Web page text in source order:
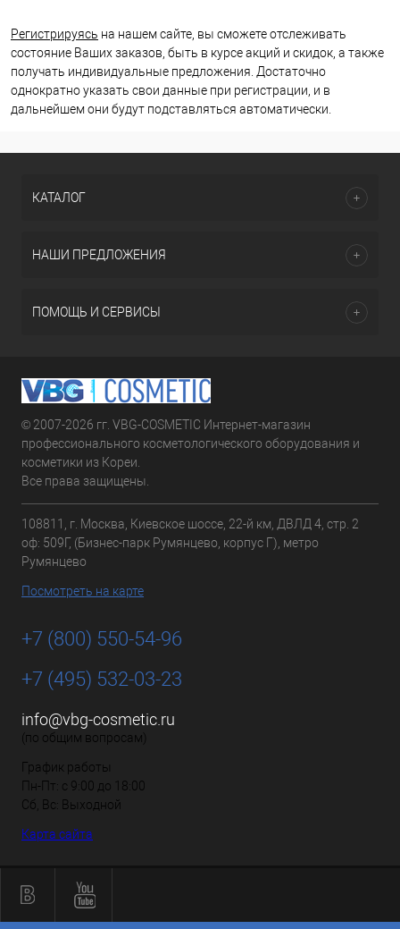
Регистрируясь на нашем сайте, вы сможете отслеживать
состояние Ваших заказов, быть в курсе акций и скидок, а также
получать индивидуальные предложения. Достаточно
однократно указать свои данные при регистрации, и в
дальнейшем они будут подставляться автоматически.
КАТАЛОГ
НАШИ ПРЕДЛОЖЕНИЯ
ПОМОЩЬ И СЕРВИСЫ
© 2007-2026 гг. VBG-COSMETIC Интернет-магазин
профессионального косметологического оборудования и
косметики из Кореи.
Все права защищены.
108811, г. Москва, Киевское шоссе, 22-й км, ДВЛД 4, стр. 2
оф: 509Г, (Бизнес-парк Румянцево, корпус Г), метро
Румянцево
Посмотреть на карте
+7 (800) 550-54-96
+7 (495) 532-03-23
info@vbg-cosmetic.ru
(по общим вопросам)
График работы
Пн-Пт: с 9:00 до 18:00
Сб, Вс: Выходной
Карта сайта